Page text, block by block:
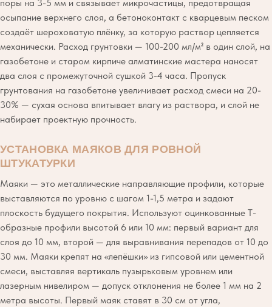
поры на 3-5 мм и связывает микрочастицы, предотвращая
осыпание верхнего слоя, а бетоноконтакт с кварцевым песком
создаёт шероховатую плёнку, за которую раствор цепляется
механически. Расход грунтовки — 100-200 мл/м² в один слой, на
газобетоне и старом кирпиче алматинские мастера наносят
два слоя с промежуточной сушкой 3-4 часа. Пропуск
грунтования на газобетоне увеличивает расход смеси на 20-
30% — сухая основа впитывает влагу из раствора, и слой не
набирает проектную прочность.
УСТАНОВКА МАЯКОВ ДЛЯ РОВНОЙ
ШТУКАТУРКИ
Маяки — это металлические направляющие профили, которые
выставляются по уровню с шагом 1-1,5 метра и задают
плоскость будущего покрытия. Используют оцинкованные Т-
образные профили высотой 6 или 10 мм: первый вариант для
слоя до 10 мм, второй — для выравнивания перепадов от 10 до
30 мм. Маяки крепят на «лепёшки» из гипсовой или цементной
смеси, выставляя вертикаль пузырьковым уровнем или
лазерным нивелиром — допуск отклонения не более 1 мм на 2
метра высоты. Первый маяк ставят в 30 см от угла,